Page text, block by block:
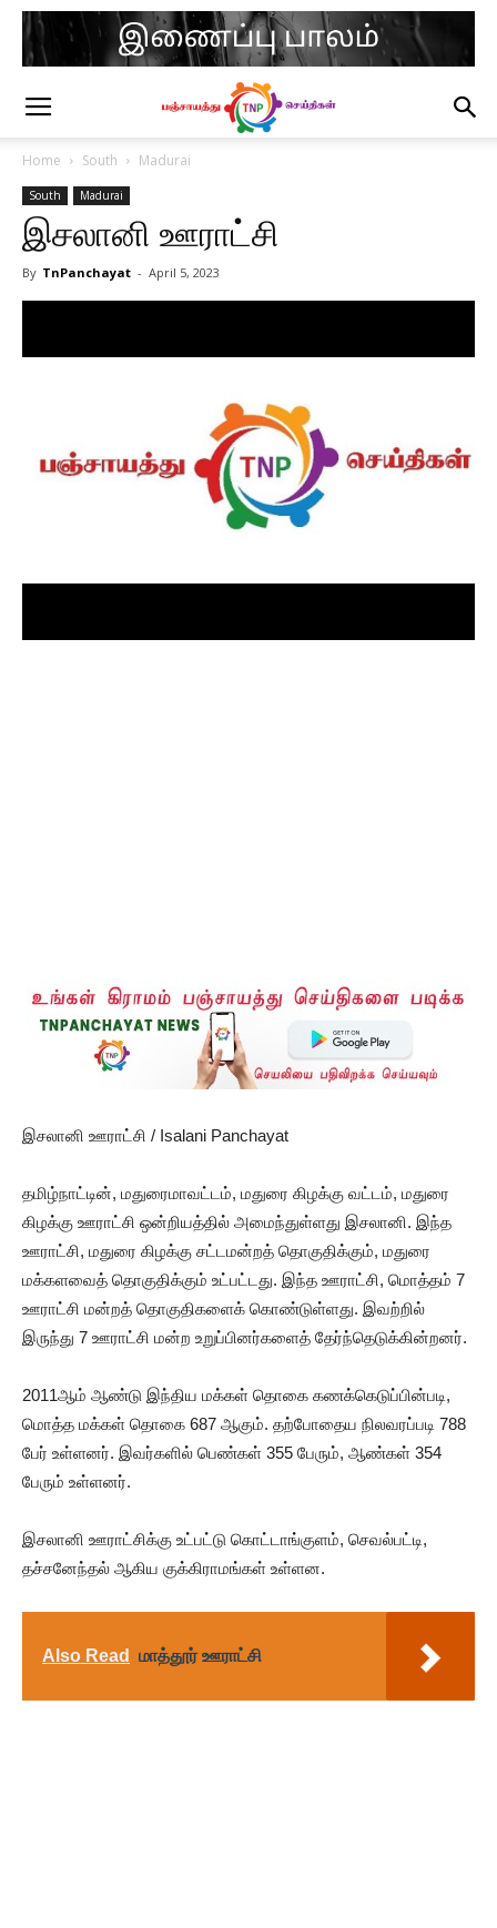
Home South Madurai
South Madurai
இசலானி ஊராட்சி
By TnPanchayat - April 5, 2023
இசலானி ஊராட்சி / Isalani Panchayat
தமிழ்நாட்டின், மதுரைமாவட்டம், மதுரை கிழக்கு வட்டம், மதுரை
கிழக்கு ஊராட்சி ஒன்றியத்தில் அமைந்துள்ளது இசலானி. இந்த
ஊராட்சி, மதுரை கிழக்கு சட்டமன்றத் தொகுதிக்கும், மதுரை
மக்களவைத் தொகுதிக்கும் உட்பட்டது. இந்த ஊராட்சி, மொத்தம் 7
ஊராட்சி மன்றத் தொகுதிகளைக் கொண்டுள்ளது. இவற்றில்
இருந்து 7 ஊராட்சி மன்ற உறுப்பினர்களைத் தேர்ந்தெடுக்கின்றனர்.
2011ஆம் ஆண்டு இந்திய மக்கள் தொகை கணக்கெடுப்பின்படி,
மொத்த மக்கள் தொகை 687 ஆகும். தற்போதைய நிலவரப்படி 788
பேர் உள்ளனர். இவர்களில் பெண்கள் 355 பேரும், ஆண்கள் 354
பேரும் உள்ளனர்.
இசலானி ஊராட்சிக்கு உட்பட்டு கொட்டாங்குளம், செவல்பட்டி,
தச்சனேந்தல் ஆகிய குக்கிராமங்கள் உள்ளன.
Also Read மாத்தூர் ஊராட்சி